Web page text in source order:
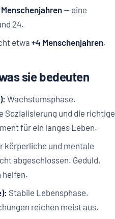
Menschenjahren— eine
24.
etwa +4 Menschenjahren.
sie bedeuten
Wachstumsphase.
Sozialisierung und die richtige
für ein langes Leben.
körperliche und mentale
abgeschlossen. Geduld,
helfen.
Stabile Lebensphase.
reichen meist aus.